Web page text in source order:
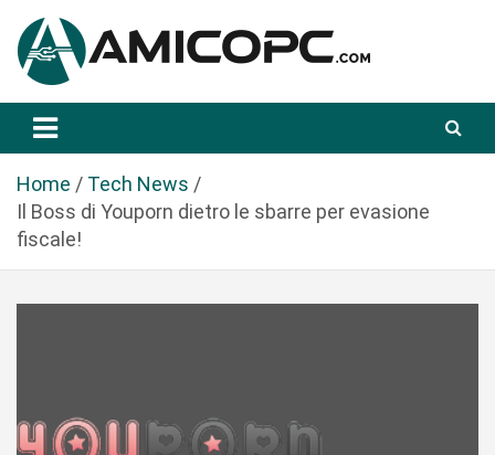
a
Amicopc.com
Home
Tech News
Il Boss di Youporn dietro le sbarre per evasione
fiscale!